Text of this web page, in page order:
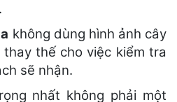
không dùng hình ảnh cây
thế cho việc kiểm tra
sẽ nhận.
nhất không phải một